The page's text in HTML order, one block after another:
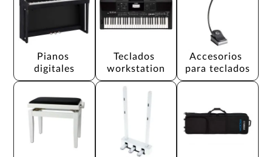
Pianos
digitales
Teclados
workstation
Accesorios
para teclados